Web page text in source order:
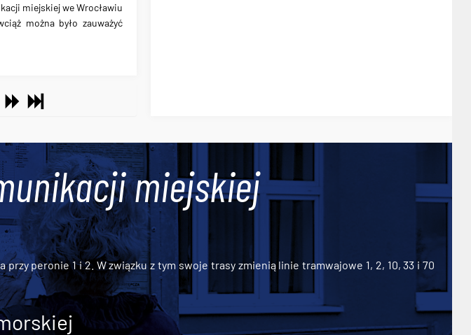
miejskiej we Wrocławiu
można było zauważyć
miejskiej
peronie 1 i 2. W związku z tym swoje trasy zmienią linie tramwajowe 1, 2, 10, 33 i 70